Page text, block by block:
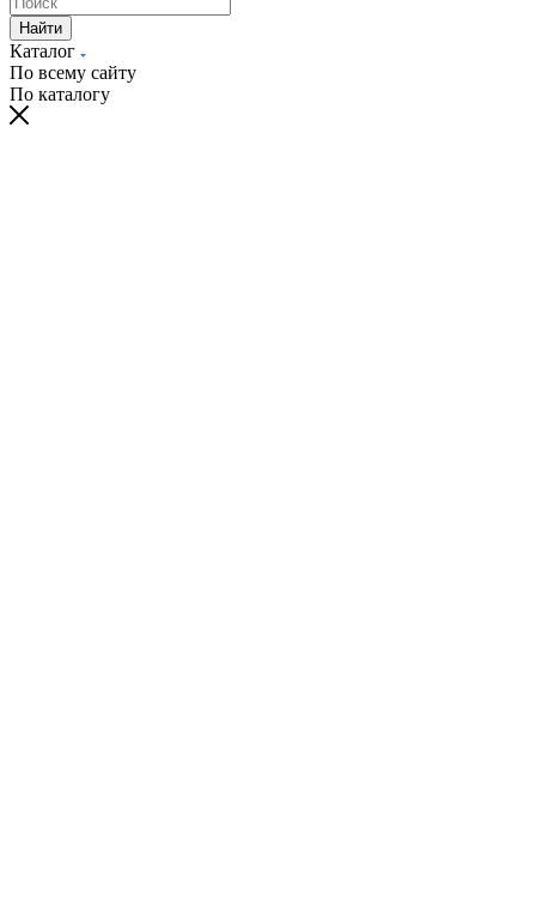
Найти
Каталог
По всему сайту
По каталогу